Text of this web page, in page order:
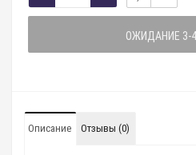
ОЖИДАНИЕ 3-
Описание Отзывы (0)